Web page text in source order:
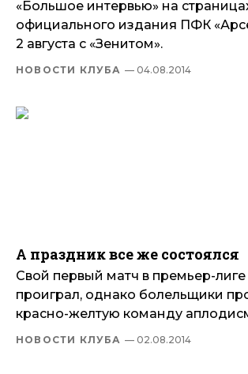
«Большое интервью» на
официального издания ПФК
2 августа с «Зенитом».
НОВОСТИ КЛУБА — 04.08.2014
А праздник все же состоялся
Свой первый матч в премьер-лиге
проиграл, однако болельщики
красно-желтую команду
НОВОСТИ КЛУБА — 02.08.2014